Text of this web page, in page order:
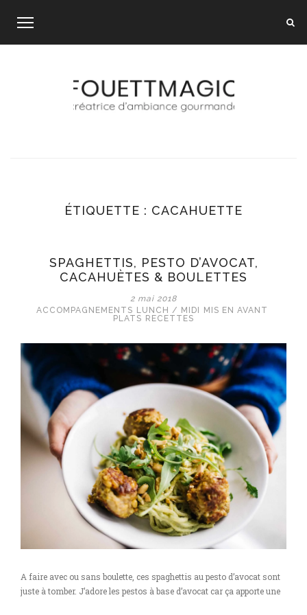
ÉTIQUETTE : CACAHUETTE
SPAGHETTIS, PESTO D’AVOCAT,
CACAHUÈTES & BOULETTES
2 mai 2018
ACCOMPAGNEMENTS LUNCH / MIDI
MIS EN AVANT
PLATS RECETTES
A faire avec ou sans boulette, ces spaghettis au pesto d’avocat sont
juste à tomber. J’adore les pestos à base d’avocat car ça apporte une